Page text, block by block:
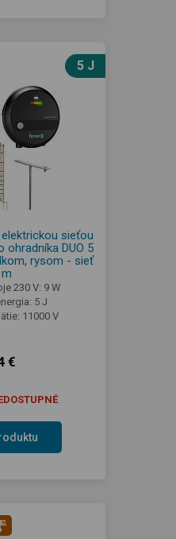
5 J
sieťou
ohradníka DUO 5
rysom - sieť
230 V: 9 W
5 J
11000 V
€